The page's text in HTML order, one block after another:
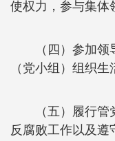
使权力，参与集体
（四）参加
（党小组）组织生
（五）履行
反腐败工作以及遵